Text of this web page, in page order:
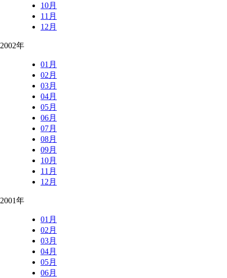
10月
11月
12月
2002年
01月
02月
03月
04月
05月
06月
07月
08月
09月
10月
11月
12月
2001年
01月
02月
03月
04月
05月
06月